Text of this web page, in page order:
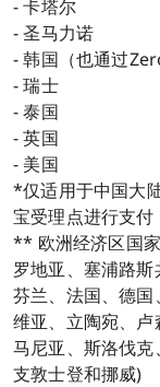
- 卡塔尔
- 圣马力诺
- 韩国（也通过
- 瑞士
- 泰国
- 英国
- 美国
*仅适用于中国大
宝受理点进行支付
** 欧洲经济区国
罗地亚、塞浦路斯
芬兰、法国、德
维亚、立陶宛、
马尼亚、斯洛伐
支敦士登和挪威)